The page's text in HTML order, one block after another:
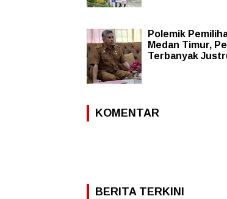
Polemik
Medan Timur,
Terbanyak
KOMENTAR
BERITA TERKINI